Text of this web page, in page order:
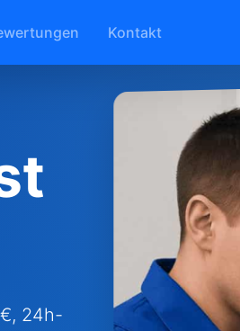
Kontakt
24h-